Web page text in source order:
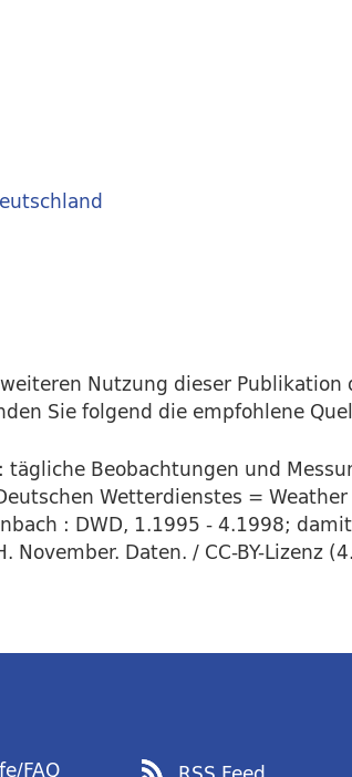
Nutzung dieser
Sie folgend die empfohlene
Beobachtungen und
Wetterdienstes =
: DWD, 1.1995 - 4.1998;
November. Daten. / CC-BY-Lizenz
FAQ